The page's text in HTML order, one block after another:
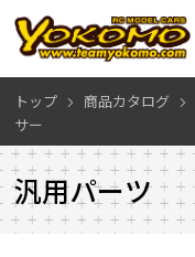
トップ 商品カタログ
サー
汎用パーツ